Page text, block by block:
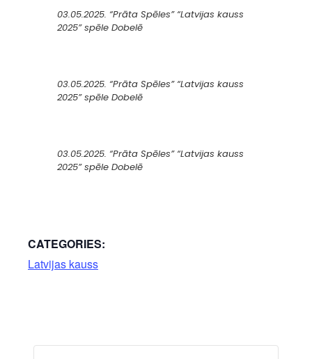
03.05.2025. “Prāta Spēles” “Latvijas kauss
2025” spēle Dobelē
03.05.2025. “Prāta Spēles” “Latvijas kauss
2025” spēle Dobelē
03.05.2025. “Prāta Spēles” “Latvijas kauss
2025” spēle Dobelē
CATEGORIES:
Latvijas kauss